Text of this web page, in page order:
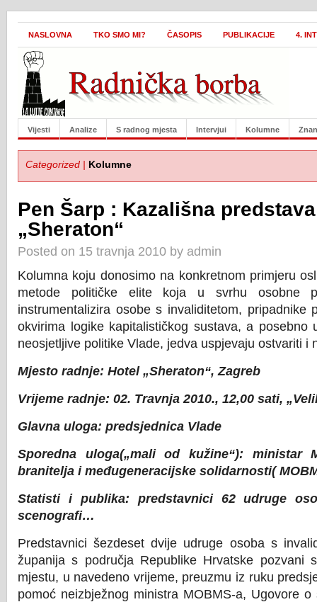
NASLOVNA TKO SMO MI? ČASOPIS PUBLIKACIJE 4.
Vijesti Analize S radnog mjesta Intervjui Kolumne
Categorized | Kolumne
Pen Šarp : Kazališna
„Sheraton“
Posted on 15 travnja 2010 by admin
Kolumna koju donosimo na konkretnom primjeru
metode političke elite koja u svrhu osobne
instrumentalizira osobe s invaliditetom, pripadnike
okvirima logike kapitalističkog sustava, a posebno
neosjetljive politike Vlade, jedva uspjevaju ostvariti i
Mjesto radnje: Hotel „Sheraton“, Zagreb
Vrijeme radnje: 02. Travnja 2010., 12,00 sati,
Glavna uloga: predsjednica Vlade
Sporedna uloga(„mali od kužine“): ministar
branitelja i međugeneracijske solidarnosti(
Statisti i publika: predstavnici 62 udruge
scenografi…
Predstavnici šezdeset dvije udruge osoba s
županija s područja Republike Hrvatske pozvani
mjestu, u navedeno vrijeme, preuzmu iz ruku
pomoć neizbježnog ministra MOBMS-a, Ugovore